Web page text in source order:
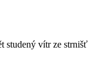
studený vítr ze strnišť